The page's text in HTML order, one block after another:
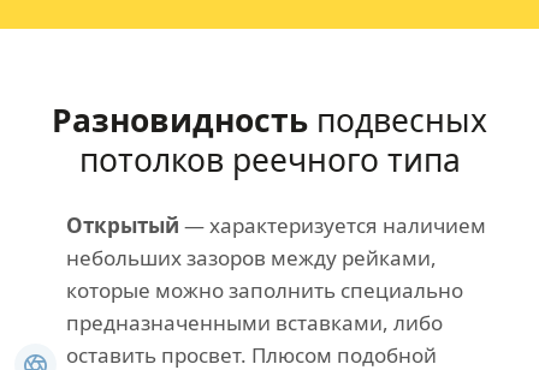
Разновидность подвесных
потолков реечного типа
Открытый — характеризуется наличием
небольших зазоров между рейками,
которые можно заполнить специально
предназначенными вставками, либо
оставить просвет. Плюсом подобной